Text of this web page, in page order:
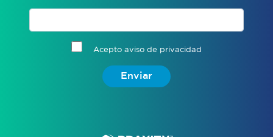
Acepto aviso de privacidad
Enviar